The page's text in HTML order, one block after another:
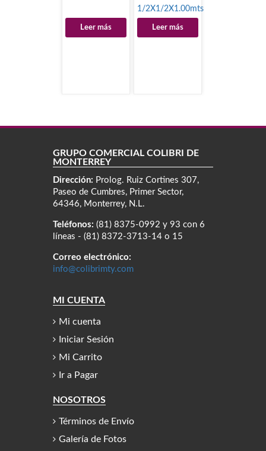
Leer más
1/2X1/2X1.00mts
Leer más
GRUPO COMERCIAL COLIBRÍ DE
MONTERREY
Dirección: Prolog. Ruiz Cortines 307,
Paseo de Cumbres, Primer Sector,
64346, Monterrey, N.L.
Teléfonos: (81) 8375-0992 y 93 con 6
líneas - (81) 8372-3713-14 o 15
Correo electrónico:
info@colibrimty.com
MI CUENTA
Mi cuenta
Iniciar Sesión
Mi Carrito
Ir a Pagar
NOSOTROS
Términos de Envío
Galería de Fotos